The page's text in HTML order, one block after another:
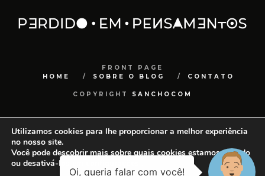
FRONT PAGE
HOME
SOBRE O BLOG CONTATO
COPYRIGHT SANCHOCOM
Utilizamos cookies para lhe proporcionar a melhor experiência
no nosso site.
Você pode descobrir mais sobre quais cookies estamos usando
ou desativá-los em